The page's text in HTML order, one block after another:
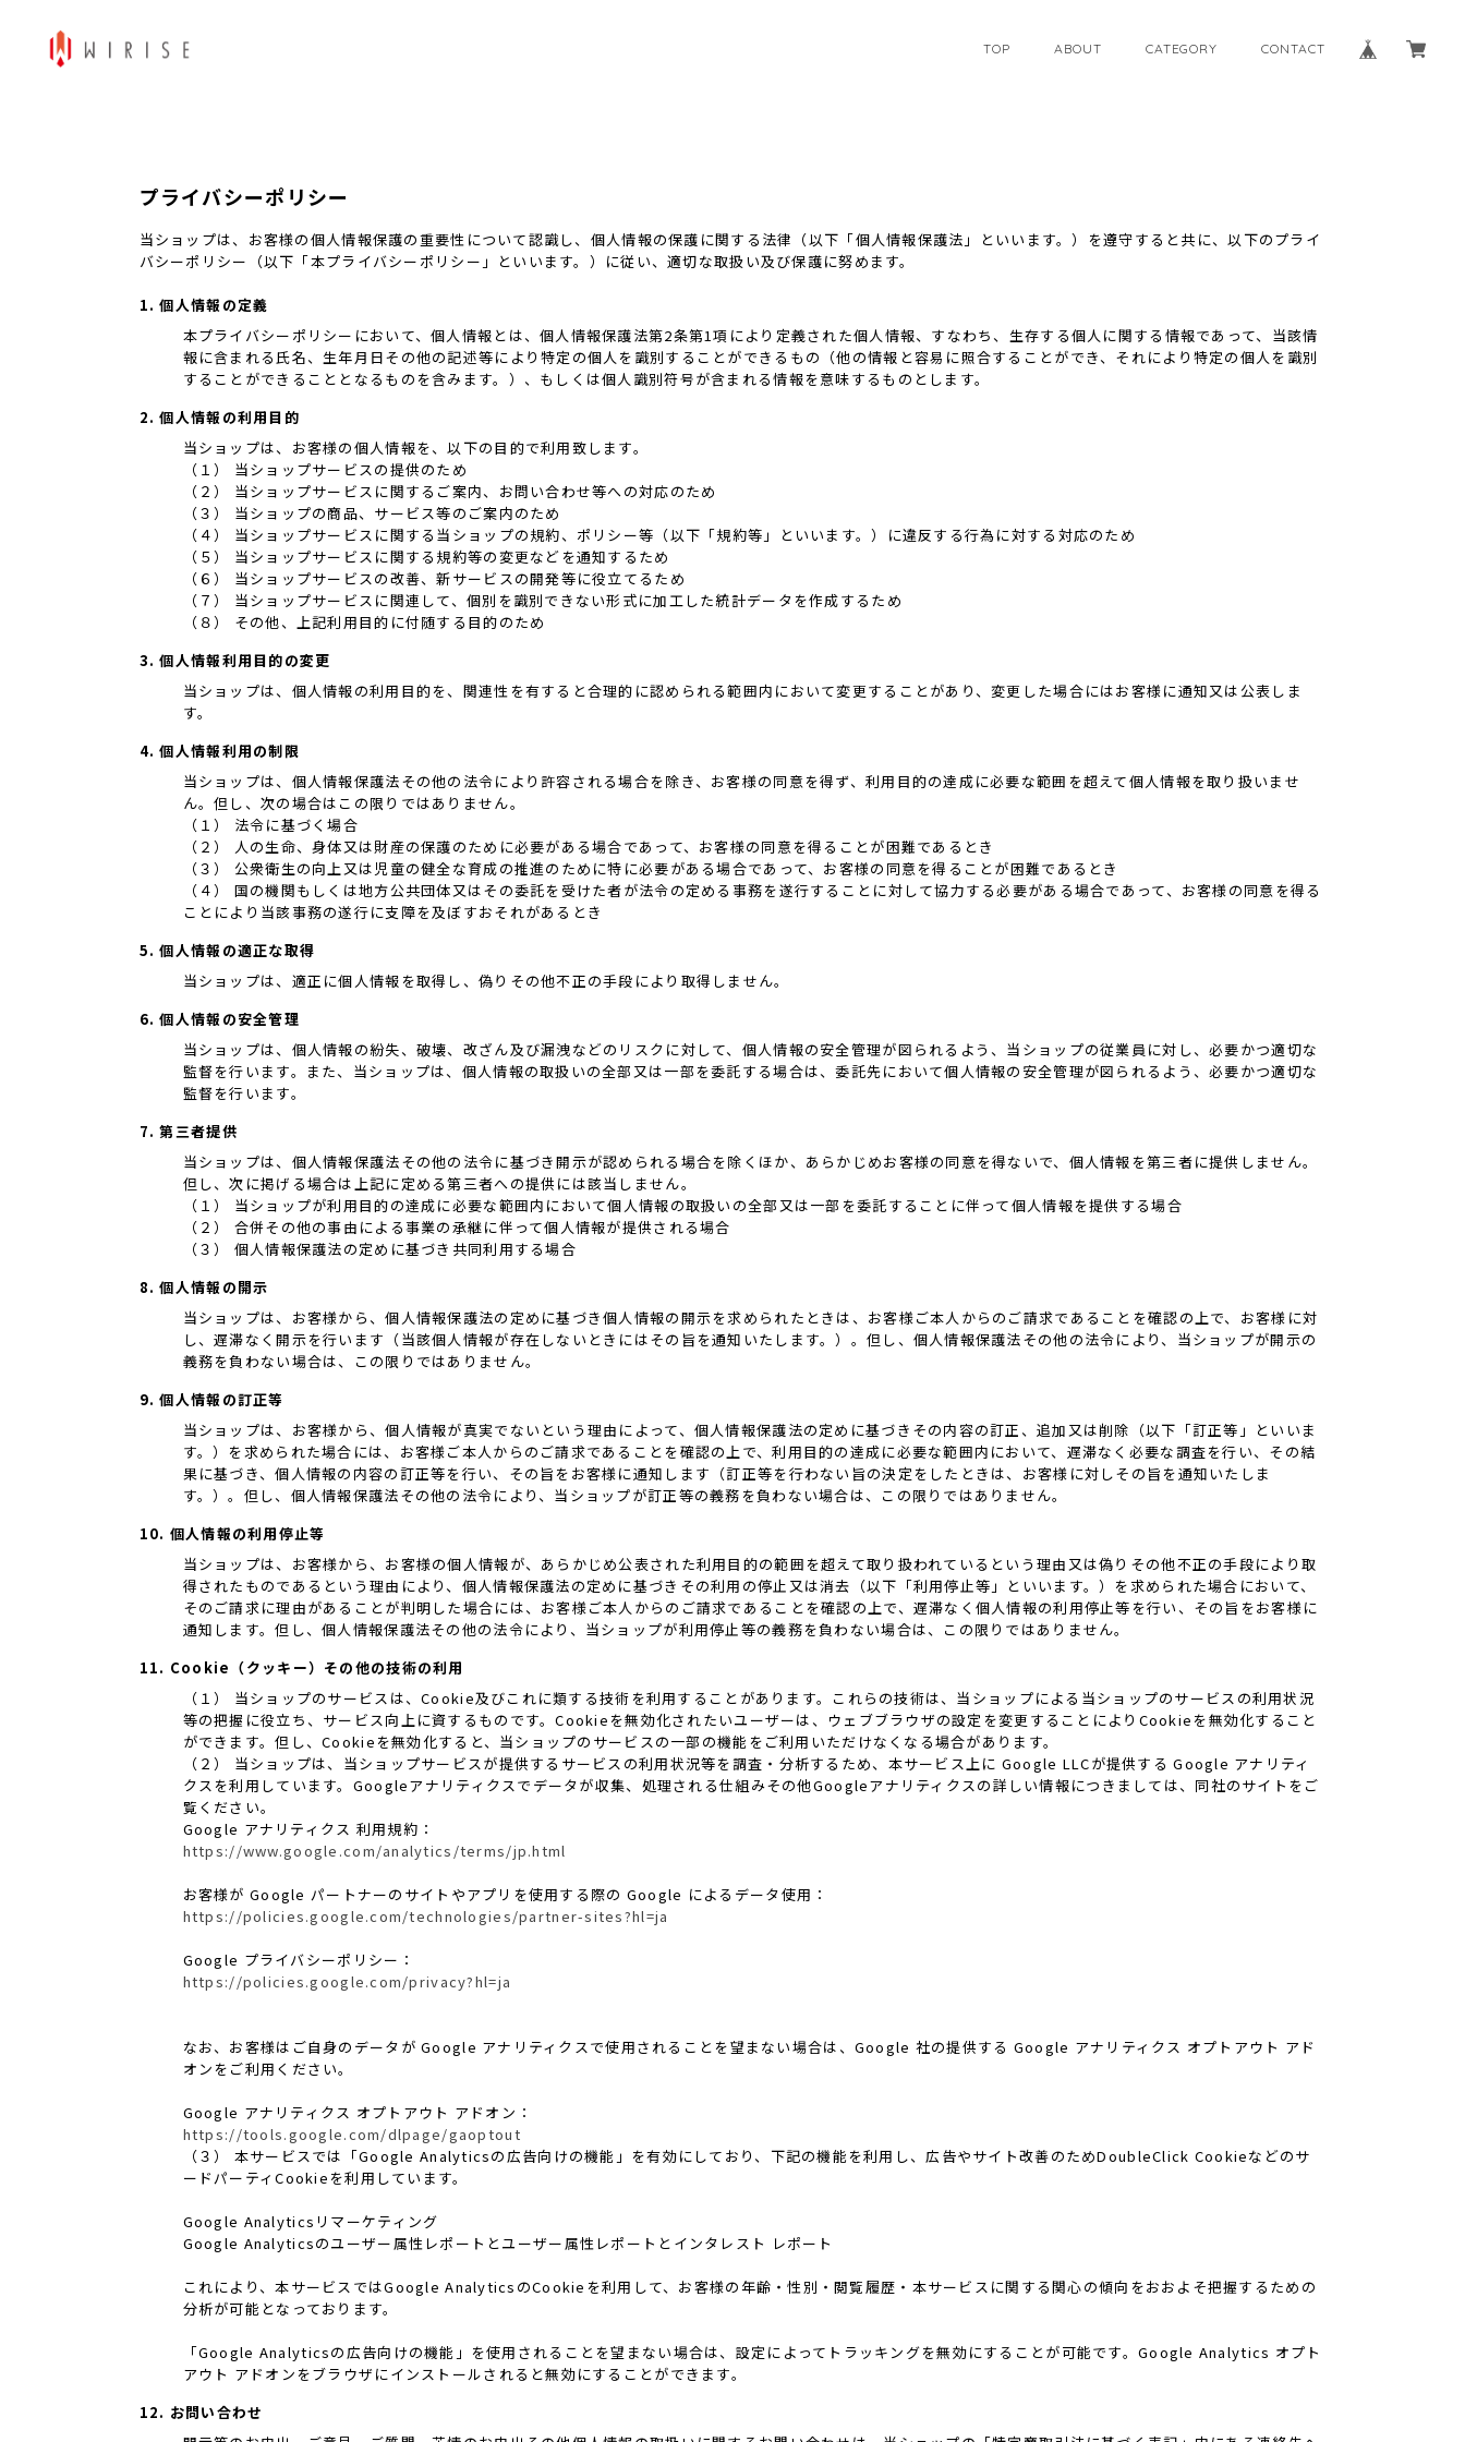
TOP ABOUT CATEGORY CONTACT
プライバシーポリシー
当ショップは、お客様の個人情報保護の重要性について認識し、個人情報の保護に関する法律（以下「個人情報保護法」といいます。）を遵守すると共に、以下のプライ
バシーポリシー（以下「本プライバシーポリシー」といいます。）に従い、適切な取扱い及び保護に努めます。
1. 個人情報の定義
本プライバシーポリシーにおいて、個人情報とは、個人情報保護法第2条第1項により定義された個人情報、すなわち、生存する個人に関する情報であって、当該情
報に含まれる氏名、生年月日その他の記述等により特定の個人を識別することができるもの（他の情報と容易に照合することができ、それにより特定の個人を識別
することができることとなるものを含みます。）、もしくは個人識別符号が含まれる情報を意味するものとします。
2. 個人情報の利用目的
当ショップは、お客様の個人情報を、以下の目的で利用致します。
（１） 当ショップサービスの提供のため
（２） 当ショップサービスに関するご案内、お問い合わせ等への対応のため
（３） 当ショップの商品、サービス等のご案内のため
（４） 当ショップサービスに関する当ショップの規約、ポリシー等（以下「規約等」といいます。）に違反する行為に対する対応のため
（５） 当ショップサービスに関する規約等の変更などを通知するため
（６） 当ショップサービスの改善、新サービスの開発等に役立てるため
（７） 当ショップサービスに関連して、個別を識別できない形式に加工した統計データを作成するため
（８） その他、上記利用目的に付随する目的のため
3. 個人情報利用目的の変更
当ショップは、個人情報の利用目的を、関連性を有すると合理的に認められる範囲内において変更することがあり、変更した場合にはお客様に通知又は公表しま
す。
4. 個人情報利用の制限
当ショップは、個人情報保護法その他の法令により許容される場合を除き、お客様の同意を得ず、利用目的の達成に必要な範囲を超えて個人情報を取り扱いませ
ん。但し、次の場合はこの限りではありません。
（１） 法令に基づく場合
（２） 人の生命、身体又は財産の保護のために必要がある場合であって、お客様の同意を得ることが困難であるとき
（３） 公衆衛生の向上又は児童の健全な育成の推進のために特に必要がある場合であって、お客様の同意を得ることが困難であるとき
（４） 国の機関もしくは地方公共団体又はその委託を受けた者が法令の定める事務を遂行することに対して協力する必要がある場合であって、お客様の同意を得る
ことにより当該事務の遂行に支障を及ぼすおそれがあるとき
5. 個人情報の適正な取得
当ショップは、適正に個人情報を取得し、偽りその他不正の手段により取得しません。
6. 個人情報の安全管理
当ショップは、個人情報の紛失、破壊、改ざん及び漏洩などのリスクに対して、個人情報の安全管理が図られるよう、当ショップの従業員に対し、必要かつ適切な
監督を行います。また、当ショップは、個人情報の取扱いの全部又は一部を委託する場合は、委託先において個人情報の安全管理が図られるよう、必要かつ適切な
監督を行います。
7. 第三者提供
当ショップは、個人情報保護法その他の法令に基づき開示が認められる場合を除くほか、あらかじめお客様の同意を得ないで、個人情報を第三者に提供しません。
但し、次に掲げる場合は上記に定める第三者への提供には該当しません。
（１） 当ショップが利用目的の達成に必要な範囲内において個人情報の取扱いの全部又は一部を委託することに伴って個人情報を提供する場合
（２） 合併その他の事由による事業の承継に伴って個人情報が提供される場合
（３） 個人情報保護法の定めに基づき共同利用する場合
8. 個人情報の開示
当ショップは、お客様から、個人情報保護法の定めに基づき個人情報の開示を求められたときは、お客様ご本人からのご請求であることを確認の上で、お客様に対
し、遅滞なく開示を行います（当該個人情報が存在しないときにはその旨を通知いたします。）。但し、個人情報保護法その他の法令により、当ショップが開示の
義務を負わない場合は、この限りではありません。
9. 個人情報の訂正等
当ショップは、お客様から、個人情報が真実でないという理由によって、個人情報保護法の定めに基づきその内容の訂正、追加又は削除（以下「訂正等」といいま
す。）を求められた場合には、お客様ご本人からのご請求であることを確認の上で、利用目的の達成に必要な範囲内において、遅滞なく必要な調査を行い、その結
果に基づき、個人情報の内容の訂正等を行い、その旨をお客様に通知します（訂正等を行わない旨の決定をしたときは、お客様に対しその旨を通知いたしま
す。）。但し、個人情報保護法その他の法令により、当ショップが訂正等の義務を負わない場合は、この限りではありません。
10. 個人情報の利用停止等
当ショップは、お客様から、お客様の個人情報が、あらかじめ公表された利用目的の範囲を超えて取り扱われているという理由又は偽りその他不正の手段により取
得されたものであるという理由により、個人情報保護法の定めに基づきその利用の停止又は消去（以下「利用停止等」といいます。）を求められた場合において、
そのご請求に理由があることが判明した場合には、お客様ご本人からのご請求であることを確認の上で、遅滞なく個人情報の利用停止等を行い、その旨をお客様に
通知します。但し、個人情報保護法その他の法令により、当ショップが利用停止等の義務を負わない場合は、この限りではありません。
11. Cookie（クッキー）その他の技術の利用
（１） 当ショップのサービスは、Cookie及びこれに類する技術を利用することがあります。これらの技術は、当ショップによる当ショップのサービスの利用状況
等の把握に役立ち、サービス向上に資するものです。Cookieを無効化されたいユーザーは、ウェブブラウザの設定を変更することによりCookieを無効化すること
ができます。但し、Cookieを無効化すると、当ショップのサービスの一部の機能をご利用いただけなくなる場合があります。
（２） 当ショップは、当ショップサービスが提供するサービスの利用状況等を調査・分析するため、本サービス上に Google LLCが提供する Google アナリティ
クスを利用しています。Googleアナリティクスでデータが収集、処理される仕組みその他Googleアナリティクスの詳しい情報につきましては、同社のサイトをご
覧ください。
Google アナリティクス 利用規約：
https://www.google.com/analytics/terms/jp.html
お客様が Google パートナーのサイトやアプリを使用する際の Google によるデータ使用：
https://policies.google.com/technologies/partner-sites?hl=ja
Google プライバシーポリシー：
https://policies.google.com/privacy?hl=ja
なお、お客様はご自身のデータが Google アナリティクスで使用されることを望まない場合は、Google 社の提供する Google アナリティクス オプトアウト アド
オンをご利用ください。
Google アナリティクス オプトアウト アドオン：
https://tools.google.com/dlpage/gaoptout
（３） 本サービスでは「Google Analyticsの広告向けの機能」を有効にしており、下記の機能を利用し、広告やサイト改善のためDoubleClick Cookieなどのサ
ードパーティCookieを利用しています。
Google Analyticsリマーケティング
Google Analyticsのユーザー属性レポートとユーザー属性レポートとインタレスト レポート
これにより、本サービスではGoogle AnalyticsのCookieを利用して、お客様の年齢・性別・閲覧履歴・本サービスに関する関心の傾向をおおよそ把握するための
分析が可能となっております。
「Google Analyticsの広告向けの機能」を使用されることを望まない場合は、設定によってトラッキングを無効にすることが可能です。Google Analytics オプト
アウト アドオンをブラウザにインストールされると無効にすることができます。
12. お問い合わせ